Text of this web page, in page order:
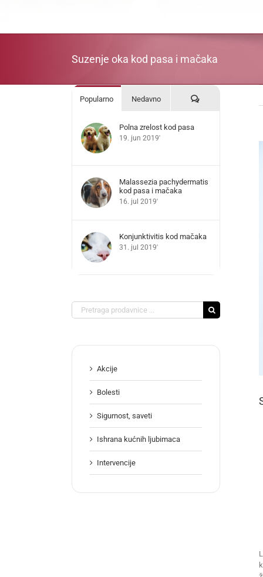
Suzenje oka kod pasa i mačaka
Popularno Nedavno Komentari
Polna zrelost kod pasa
19. jun 2019'
Malassezia pachydermatis
kod pasa i mačaka
16. jul 2019'
Konjunktivitis kod mačaka
31. jul 2019'
Search
for:
Akcije
Bolesti
Sigurnost, saveti
Ishrana kućnih ljubimaca
Intervencije